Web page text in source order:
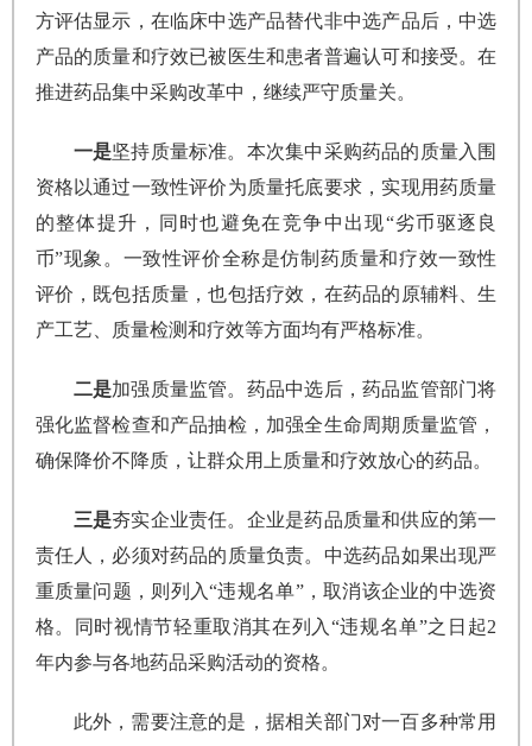
方评估显示，在临床中选产品替代非中选产品后，中选
产品的质量和疗效已被医生和患者普遍认可和接受。在
推进药品集中采购改革中，继续严守质量关。
一是坚持质量标准。本次集中采购药品的质量入围
资格以通过一致性评价为质量托底要求，实现用药质量
的整体提升，同时也避免在竞争中出现“劣币驱逐良
币”现象。一致性评价全称是仿制药质量和疗效一致性
评价，既包括质量，也包括疗效，在药品的原辅料、生
产工艺、质量检测和疗效等方面均有严格标准。
二是加强质量监管。药品中选后，药品监管部门将
强化监督检查和产品抽检，加强全生命周期质量监管，
确保降价不降质，让群众用上质量和疗效放心的药品。
三是夯实企业责任。企业是药品质量和供应的第一
责任人，必须对药品的质量负责。中选药品如果出现严
重质量问题，则列入“违规名单”，取消该企业的中选资
格。同时视情节轻重取消其在列入“违规名单”之日起2
年内参与各地药品采购活动的资格。
此外，需要注意的是，据相关部门对一百多种常用